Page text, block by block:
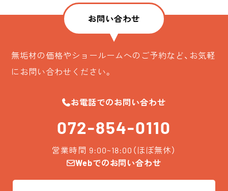
お問い合わせ
無垢材の価格やショールームへのご予約など、お気軽
にお問い合わせください。
お電話でのお問い合わせ
072-854-0110
営業時間 9:00~18:00（ほぼ無休）
Webでのお問い合わせ